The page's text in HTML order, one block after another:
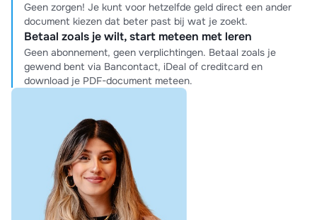
Geen zorgen! Je kunt voor hetzelfde geld direct een ander
document kiezen dat beter past bij wat je zoekt.
Betaal zoals je wilt, start meteen met leren
Geen abonnement, geen verplichtingen. Betaal zoals je
gewend bent via Bancontact, iDeal of creditcard en
download je PDF-document meteen.